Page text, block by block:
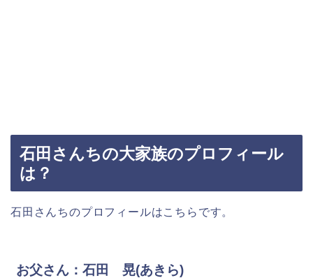
石田さんちの大家族のプロフィール
は？
石田さんちのプロフィールはこちらです。
お父さん：石田 晃(あきら)